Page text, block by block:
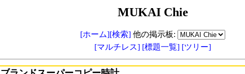
MUKAI Chie
[ホーム][検索] 他の掲示板:
[マルチレス] [標題一覧] [ツリー]